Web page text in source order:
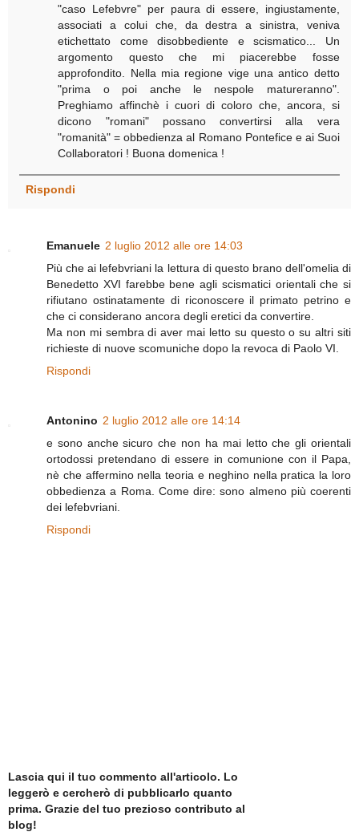
"caso Lefebvre" per paura di essere, ingiustamente,
associati a colui che, da destra a sinistra, veniva
etichettato come disobbediente e scismatico... Un
argomento questo che mi piacerebbe fosse
approfondito. Nella mia regione vige una antico detto
"prima o poi anche le nespole matureranno".
Preghiamo affinchè i cuori di coloro che, ancora, si
dicono "romani" possano convertirsi alla vera
"romanità" = obbedienza al Romano Pontefice e ai Suoi
Collaboratori ! Buona domenica !
Rispondi
Emanuele 2 luglio 2012 alle ore 14:03
Più che ai lefebvriani la lettura di questo brano dell'omelia di
Benedetto XVI farebbe bene agli scismatici orientali che si
rifiutano ostinatamente di riconoscere il primato petrino e
che ci considerano ancora degli eretici da convertire.
Ma non mi sembra di aver mai letto su questo o su altri siti
richieste di nuove scomuniche dopo la revoca di Paolo VI.
Rispondi
Antonino 2 luglio 2012 alle ore 14:14
e sono anche sicuro che non ha mai letto che gli orientali
ortodossi pretendano di essere in comunione con il Papa,
nè che affermino nella teoria e neghino nella pratica la loro
obbedienza a Roma. Come dire: sono almeno più coerenti
dei lefebvriani.
Rispondi
Lascia qui il tuo commento all'articolo. Lo
leggerò e cercherò di pubblicarlo quanto
prima. Grazie del tuo prezioso contributo al
blog!